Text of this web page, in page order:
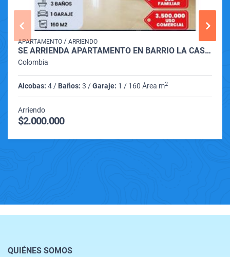
APARTAMENTO / ARRIENDO
SE ARRIENDA APARTAMENTO EN BARRIO LA CASTELLANA DE MONTERIA
Colombia
Alcobas: 4 / Baños: 3 /Garaje: 1 / 160 Área m2
Arriendo
$2.000.000
QUIÉNES SOMOS